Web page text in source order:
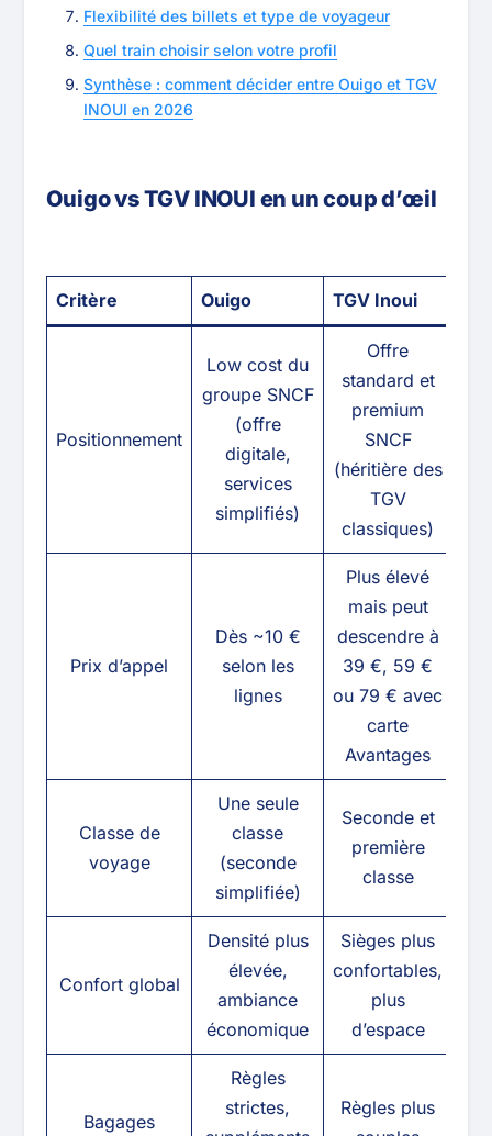
Flexibilité des billets et type de voyageur
Quel train choisir selon votre profil
Synthèse : comment décider entre Ouigo et TGV
INOUI en 2026
Ouigo vs TGV INOUI en un coup d’œil
Critère Ouigo TGV Inoui
Positionnement
Low cost du
groupe SNCF
(offre
digitale,
services
simplifiés)
Offre
standard et
premium
SNCF
(héritière des
TGV
classiques)
Prix d’appel
Dès ~10 €
selon les
lignes
Plus élevé
mais peut
descendre à
39 €, 59 €
ou 79 € avec
carte
Avantages
Classe de
voyage
Une seule
classe
(seconde
simplifiée)
Seconde et
première
classe
Confort global
Densité plus
élevée,
ambiance
économique
Sièges plus
confortables,
plus
d’espace
Bagages
Règles
strictes,
Règles plus